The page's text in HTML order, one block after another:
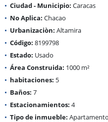
Ciudad - Municipio: Caracas
No Aplica: Chacao
Urbanizaciòn: Altamira
Código: 8199798
Estado: Usado
Área Construida: 1000 m²
habitaciones: 5
Baños: 7
Estacionamientos: 4
Tipo de inmueble: Apartamento